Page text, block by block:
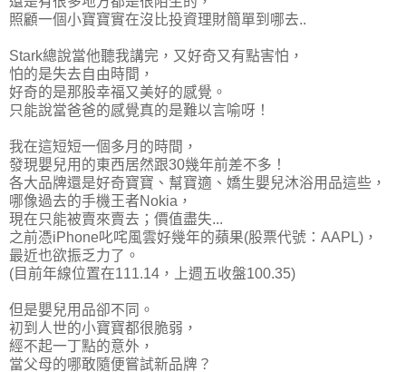
照顧一個小寶寶實在沒比投資理財簡單到哪去..
Stark總說當他聽我講完，又好奇又有點害怕，
怕的是失去自由時間，
好奇的是那股幸福又美好的感覺。
只能說當爸爸的感覺真的是難以言喻呀！
我在這短短一個多月的時間，
發現嬰兒用的東西居然跟30幾年前差不多！
各大品牌還是好奇寶寶、幫寶適、嬌生嬰兒沐浴用品這些，
哪像過去的手機王者Nokia，
現在只能被賣來賣去；價值盡失...
之前憑iPhone叱咤風雲好幾年的蘋果(股票代號：AAPL)，
最近也欲振乏力了。
(目前年線位置在111.14，上週五收盤100.35)
但是嬰兒用品卻不同。
初到人世的小寶寶都很脆弱，
經不起一丁點的意外，
當父母的哪敢隨便嘗試新品牌？